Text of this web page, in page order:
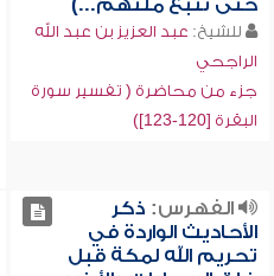
حتى تتبع ملتهم...)
للشيخ: عبد العزيز بن عبد الله
الراجحي
جزء من محاضرة ( تفسير سورة
البقرة [120-123])
الفهرس: ذكر
الأحاديث الواردة في
تحريم الله لمكة قبل